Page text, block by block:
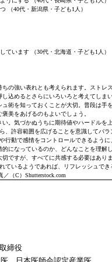
（40代・新潟県・子ども1人）
ています （30代・北海道・子ども1人）
の強い表れとも考えられます。ストレ
込めるとさらにいろいろと考えてしま
術を知っておくことが大切。普段は手
美をあげるのもよいでしょう。
。気づかぬうちに期待値やハードルを
、許容範囲を広げることを意識してバラ
動で感情をコントロールできるように
になっているのか、どんなことを理解
ですが、すべてに共感する必要はあり
いるようであれば、リフレッシュでき
／（C）Shutterstock.com
締役